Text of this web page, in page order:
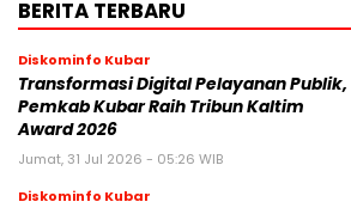
BERITA TERBARU
Diskominfo Kubar
Transformasi Digital Pelayanan Publik,
Pemkab Kubar Raih Tribun Kaltim
Award 2026
Jumat, 31 Jul 2026 - 05:26 WIB
Diskominfo Kubar